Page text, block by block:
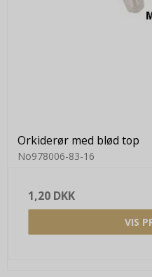
Orkiderør med blød top
No978006-83-16
1,20 DKK
VIS